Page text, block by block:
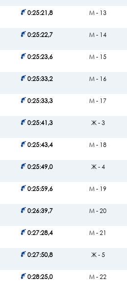
0:25:21,8 М - 13
0:25:22,7 М - 14
0:25:23,6 М - 15
0:25:33,2 М - 16
0:25:33,3 М - 17
0:25:41,3 Ж - 3
0:25:43,4 М - 18
0:25:49,0 Ж - 4
0:25:59,6 М - 19
0:26:39,7 М - 20
0:27:28,4 М - 21
0:27:50,8 Ж - 5
0:28:25,0 М - 22